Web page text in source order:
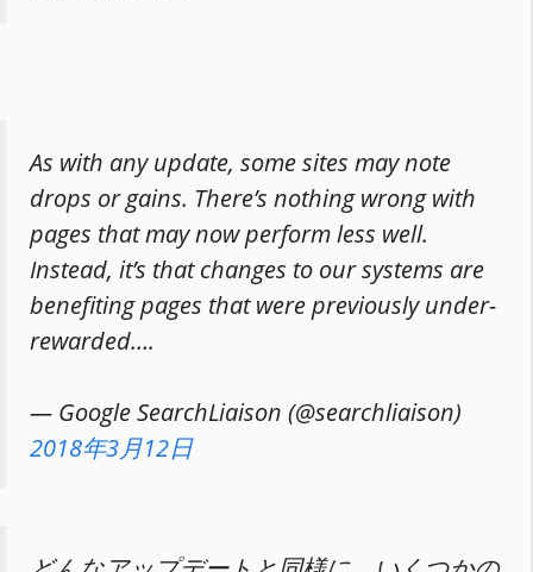
As with any update, some sites may note
drops or gains. There’s nothing wrong with
pages that may now perform less well.
Instead, it’s that changes to our systems are
benefiting pages that were previously under-
rewarded….
— Google SearchLiaison (@searchliaison)
2018年3月12日